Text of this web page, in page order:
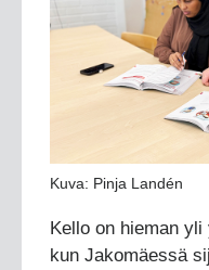
Kuva: Pinja Landén
Kello on hieman
kun Jakomäessä